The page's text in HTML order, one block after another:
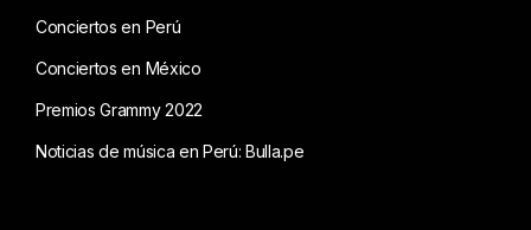
Conciertos en Perú
Conciertos en México
Premios Grammy 2022
Noticias de música en Perú: Bulla.pe